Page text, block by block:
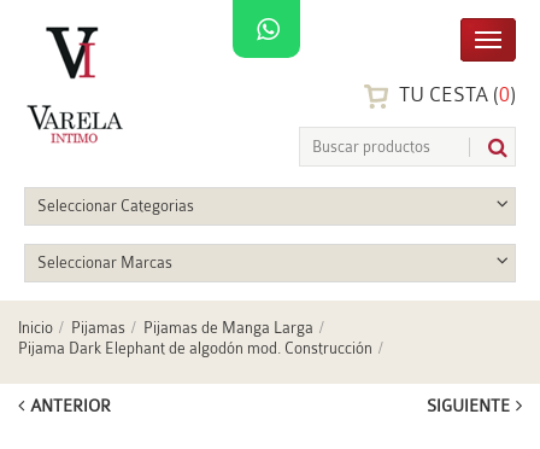
TU CESTA (0)
Seleccionar Categorias
Seleccionar Marcas
Inicio Pijamas
Pijamas de Manga Larga
Pijama Dark Elephant de algodón mod. Construcción
ANTERIOR SIGUIENTE